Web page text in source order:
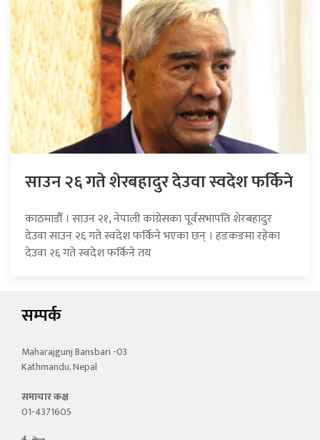
साउन २६ गते शेरबहादुर देउवा स्वदेश फर्किने
काठमाडौँ । साउन २१, नेपाली कांग्रेसका पूर्वसभापति शेरबहादुर
देउवा साउन २६ गते स्वदेश फर्किने भएका छन् । हङकङमा रहेका
देउवा २६ गते स्वदेश फर्किने तय
सम्पर्क
Maharajgunj Bansbari -03
Kathmandu, Nepal
समाचार कक्ष
01-4371605